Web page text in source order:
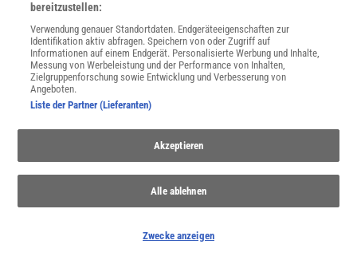
Spektrum.de-Newsletter abonnieren
JETZT ANMELDEN!
Sie können unsere Newsletter jederzeit wieder abbestellen. Infos zu unserem Umgang
mit Ihren personenbezogenen Daten finden Sie in unserer
SERVICES
Kontakt
bereitzustellen:
Verwendung genauer Standortdaten. Endgeräteeigenschaften zur
Identifikation aktiv abfragen. Speichern von oder Zugriff auf
Informationen auf einem Endgerät. Personalisierte Werbung und Inhalte,
Messung von Werbeleistung und der Performance von Inhalten,
Zielgruppenforschung sowie Entwicklung und Verbesserung von
Angeboten.
Liste der Partner (Lieferanten)
Akzeptieren
Alle ablehnen
Zwecke anzeigen